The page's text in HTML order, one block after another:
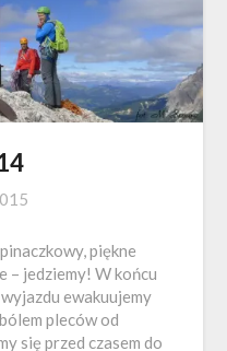
piękne
– jedziemy! W końcu
ewakuujemy
pleców od
się przed czasem do